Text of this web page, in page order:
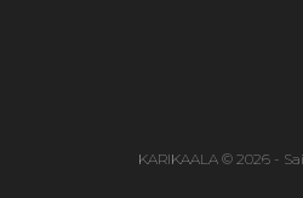
KARIKAALA © 2026 -